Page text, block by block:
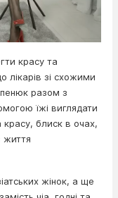
красу та
лікарів зі схожими
разом з
їжі виглядати
красу, блиск в очах,
життя
жінок, а ще